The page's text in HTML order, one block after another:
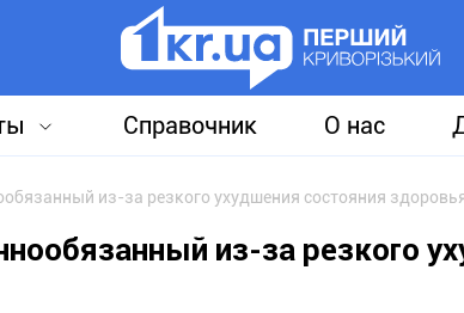
Справочник О нас
из-за резкого ухудшения состояния
из-за резкого